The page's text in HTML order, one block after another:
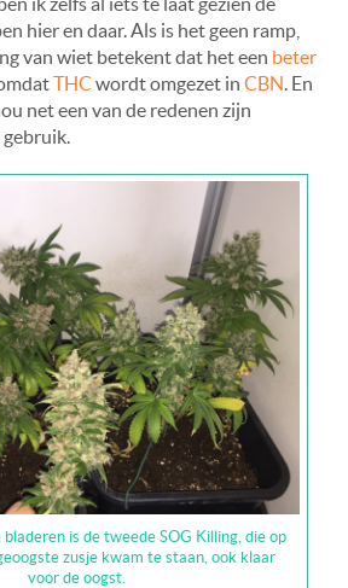
hier en daar. Als is het geen ramp,
van wiet betekent dat het een beter
THC wordt omgezet in CBN. En
net een van de redenen zijn
is de tweede SOG Killing, die op
zusje kwam te staan, ook klaar
voor de oogst.